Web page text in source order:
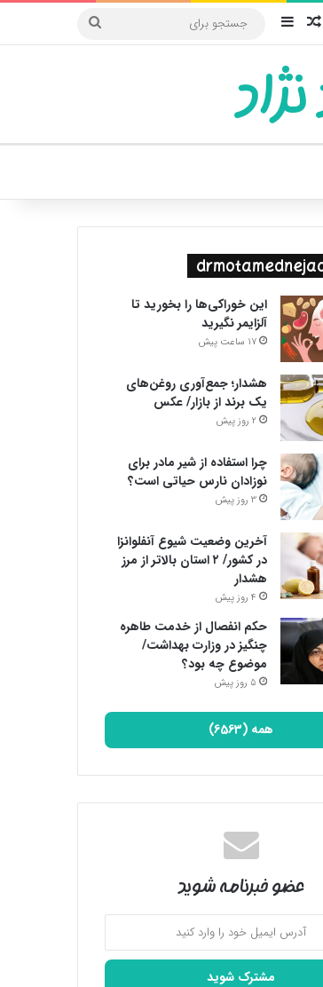
نوشته تصادفی
سایدبار
جستجو
این خوراکی‌ها را بخورید تا
آلزایمر نگیرید
17 ساعت پیش
هشدار؛ جمع‌آوری روغن‌های
یک برند از بازار/ عکس
2 روز پیش
چرا استفاده از شیر مادر برای
نوزادان نارس حیاتی است؟
3 روز پیش
آخرین وضعیت شیوع آنفلوانزا
در کشور/ ۲ استان بالاتر از مرز
هشدار
4 روز پیش
حکم انفصال از خدمت طاهره
چنگیز در وزارت بهداشت/
موضوع چه بود؟
5 روز پیش
همه (6563)
عضو خبرنامه شوید